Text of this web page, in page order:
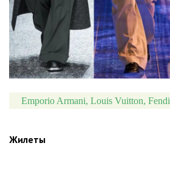
Emporio Armani, Louis Vuitton, Fendi
Жилеты